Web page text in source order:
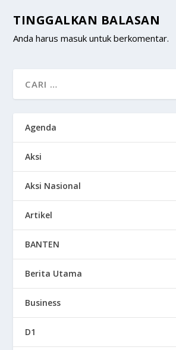
TINGGALKAN BALASAN
Anda harusmasuk untuk berkomentar.
Agenda
Aksi
Aksi Nasional
Artikel
BANTEN
Berita Utama
Business
D1